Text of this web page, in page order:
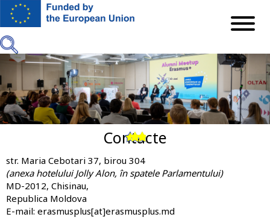
Mergi
principal
Contacte
str. Maria Cebotari 37, birou 304
(anexa hotelului Jolly Alon, în spatele Parlamentului)
MD-2012, Chisinau,
Republica Moldova
E-mail: erasmusplus[at]erasmusplus.md